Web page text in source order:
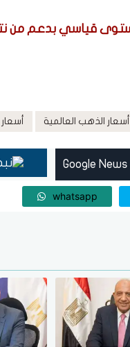
قياسي بدعم من
أسعار الذهب العالمية
whatsapp